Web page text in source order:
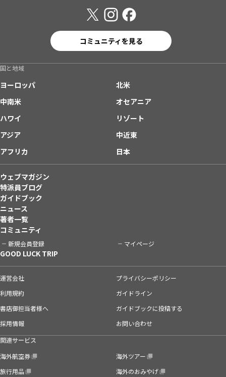
コミュニティを見る
国と地域
ヨーロッパ
北米
中南米
オセアニア
ハワイ
リゾート
アジア
中近東
アフリカ
日本
ウェブマガジン
特派員ブログ
ガイドブック
ニュース
著者一覧
コミュニティ
新規会員登録 マイページ
GOOD LUCK TRIP
運営会社
プライバシーポリシー
利用規約
ガイドライン
書店御担当者様へ
ガイドブックに投稿する
採用情報
お問い合わせ
関連サービス
海外航空券
海外ツアー
旅行用品
海外のおみやげ